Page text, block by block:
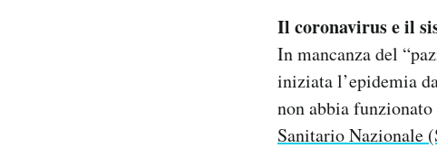
Il coronavirus e il
In mancanza del
iniziata l’epidemia
non abbia
Sanitario Nazionale